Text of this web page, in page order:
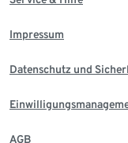
Impressum
Datenschutz und
AGB